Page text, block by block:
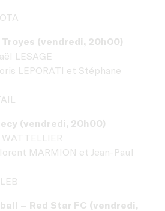
Troyes (vendredi, 20h00)
LESAGE
LEPORATI et Stéphane
(vendredi, 20h00)
MARMION et Jean-Paul
– Red Star FC (vendredi,